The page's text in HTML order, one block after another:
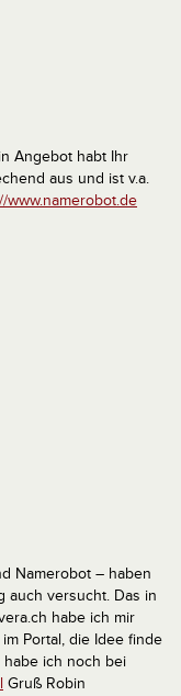
Angebot habt Ihr
aus und ist v.a.
www.namerobot.de
Namerobot – haben
auch versucht. Das in
habe ich mir
Portal, die Idee finde
habe ich noch bei
Gruß Robin